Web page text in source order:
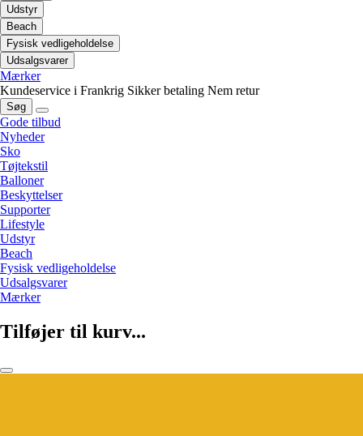
Udstyr
Beach
Fysisk vedligeholdelse
Udsalgsvarer
Mærker
Kundeservice i Frankrig Sikker betaling Nem retur
Søg
Gode tilbud
Nyheder
Sko
Tøjtekstil
Balloner
Beskyttelser
Supporter
Lifestyle
Udstyr
Beach
Fysisk vedligeholdelse
Udsalgsvarer
Mærker
Tilføjer til kurv...